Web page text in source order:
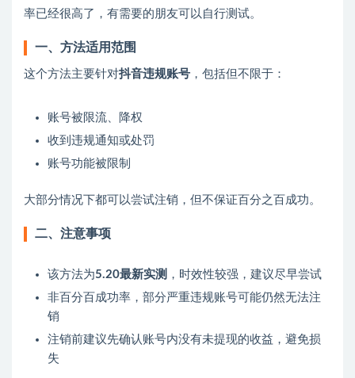
率已经很高了，有需要的朋友可以自行测试。
一、方法适用范围
这个方法主要针对抖音违规账号 ，包括但不限于：
账号被限流、降权
收到违规通知或处罚
账号功能被限制
大部分情况下都可以尝试注销，但不保证百分之百成功。
二、注意事项
该方法为5.20最新实测 ，时效性较强，建议尽早尝试
非百分百成功率，部分严重违规账号可能仍然无法注
销
注销前建议先确认账号内没有未提现的收益，避免损
失